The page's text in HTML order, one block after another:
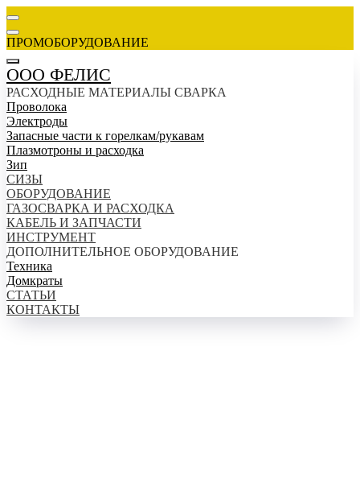
ПРОМОБОРУДОВАНИЕ
ООО ФЕЛИС
РАСХОДНЫЕ МАТЕРИАЛЫ СВАРКА
Проволока
Электроды
Запасные части к горелкам/рукавам
Плазмотроны и расходка
Зип
СИЗЫ
ОБОРУДОВАНИЕ
ГАЗОСВАРКА И РАСХОДКА
КАБЕЛЬ И ЗАПЧАСТИ
ИНСТРУМЕНТ
ДОПОЛНИТЕЛЬНОЕ ОБОРУДОВАНИЕ
Техника
Домкраты
СТАТЬИ
КОНТАКТЫ